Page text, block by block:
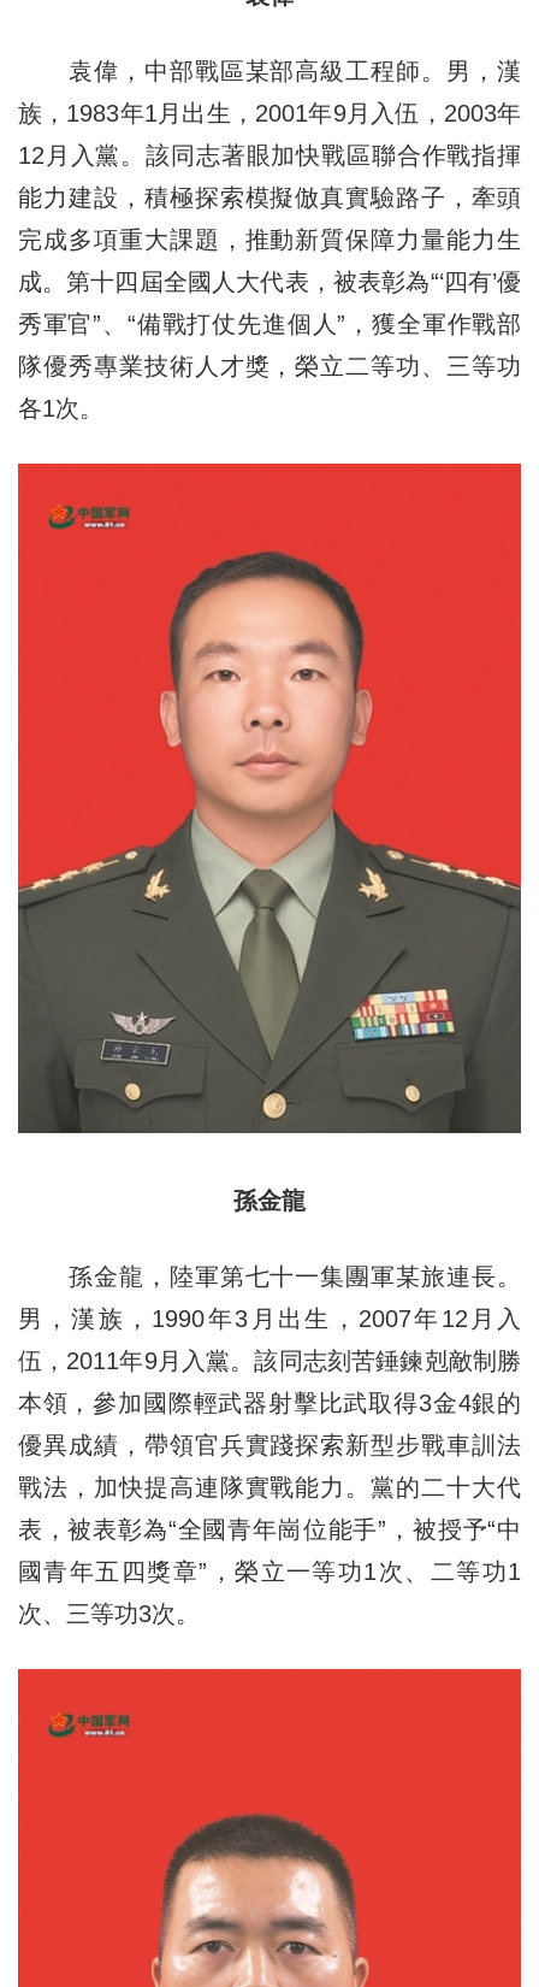
袁偉，中部戰區某部高級工程師。男，漢
族，1983年1月出生，2001年9月入伍，2003年
12月入黨。該同志著眼加快戰區聯合作戰指揮
能力建設，積極探索模擬倣真實驗路子，牽頭
完成多項重大課題，推動新質保障力量能力生
成。第十四屆全國人大代表，被表彰為“‘四有’優
秀軍官”、“備戰打仗先進個人”，獲全軍作戰部
隊優秀專業技術人才獎，榮立二等功、三等功
各1次。
孫金龍
孫金龍，陸軍第七十一集團軍某旅連長。
男，漢族，1990年3月出生，2007年12月入
伍，2011年9月入黨。該同志刻苦錘鍊剋敵制勝
本領，參加國際輕武器射擊比武取得3金4銀的
優異成績，帶領官兵實踐探索新型步戰車訓法
戰法，加快提高連隊實戰能力。黨的二十大代
表，被表彰為“全國青年崗位能手”，被授予“中
國青年五四獎章”，榮立一等功1次、二等功1
次、三等功3次。